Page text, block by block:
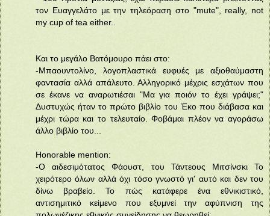
τον Ευαγγελάτο με την τηλεόραση στο "mute", really, not
my cup of tea either..
Και το μεγάλο Βατόμουρο πάει στο:
-Μπαουντολίνο, λογοπλαστικά ευφυές με αξιοθαύμαστη
φαντασία αλλά απάλευτο. Αλληγορικό μέχρις εσχάτων που
σε έκανε να αναρωτιέσαι "Μα για ποιόν το έχει γράψει;"
Δυστυχώς ήταν το πρώτο βιβλίο του Έκο που διάβασα και
μέχρι τώρα και το τελευταίο. Φοβάμαι πλέον να αγοράσω
άλλο βιβλίο του...
Honorable mention:
-Ο αιδεσιμότατος Φάουστ, του Τάντεους Μιτσίνσκι Το
χειρότερο όλων αλλά όχι τόσο γνωστό γι' αυτό και δεν του
δίνω βραβείο. Το πώς κατάφερε ένα εθνικιστικό,
αντισημιτικό κείμενο που εξυμνεί την αφύπνιση της